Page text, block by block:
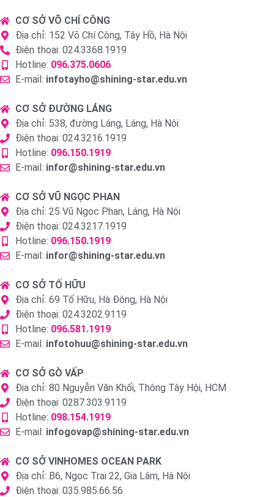
CƠ SỞ VÕ CHÍ CÔNG
Địa chỉ: 152 Võ Chí Công, Tây Hồ, Hà Nội
Điện thoại: 024.3368.1919
Hotline: 096.375.0606
E-mail: infotayho@shining-star.edu.vn
CƠ SỞ ĐƯỜNG LÁNG
Địa chỉ: 538, đường Láng, Láng, Hà Nội
Điện thoại: 024.3216.1919
Hotline: 096.150.1919
E-mail: infor@shining-star.edu.vn
CƠ SỞ VŨ NGỌC PHAN
Địa chỉ: 25 Vũ Ngọc Phan, Láng, Hà Nội
Điện thoại: 024.3217.1919
Hotline: 096.150.1919
E-mail: infor@shining-star.edu.vn
CƠ SỞ TỐ HỮU
Địa chỉ: 69 Tố Hữu, Hà Đông, Hà Nội
Điện thoại: 024.3202.9119
Hotline: 096.581.1919
E-mail: infotohuu@shining-star.edu.vn
CƠ SỞ GÒ VẤP
Địa chỉ: 80 Nguyễn Văn Khối, Thông Tây Hội, HCM
Điện thoại: 0287.303.9119
Hotline: 098.154.1919
E-mail: infogovap@shining-star.edu.vn
CƠ SỞ VINHOMES OCEAN PARK
Địa chỉ: B6, Ngọc Trai 22, Gia Lâm, Hà Nội
Điện thoại: 035.985.66.56